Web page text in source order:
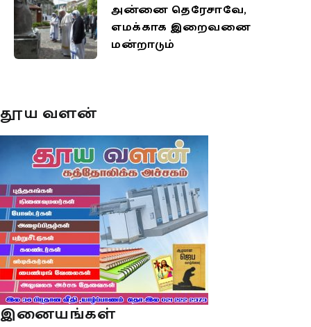
அன்னை தெரேசாவே,
எமக்காக இறைவனை
மன்றாடும்
தூய வளன்
இனையங்கள்